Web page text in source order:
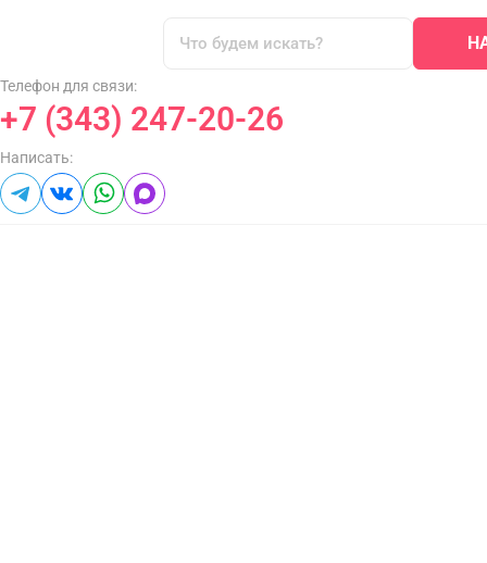
Телефон для связи:
+7 (343) 247-20-26
Написать: